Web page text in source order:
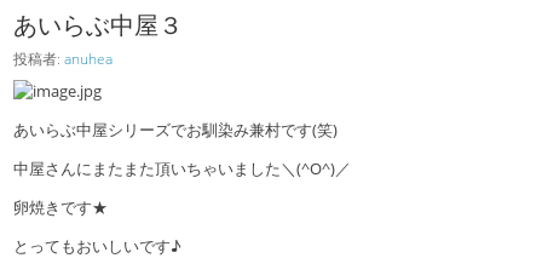
あいらぶ中屋３
投稿者:anuhea
あいらぶ中屋シリーズでお馴染み兼村です(笑)
中屋さんにまたまた頂いちゃいました＼(^O^)／
卵焼きです★
とってもおいしいです♪